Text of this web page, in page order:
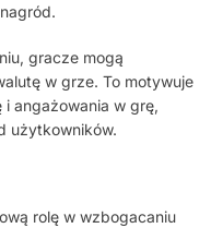
gracze mogą
w grze. To motywuje
angażowania w grę,
użytkowników.
rolę w wzbogacaniu